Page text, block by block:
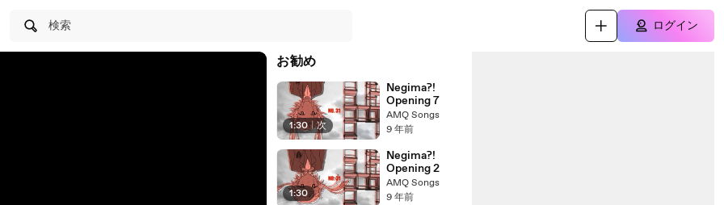
検索 ログイン
お勧め
1:30 | 次
Negima?!
Opening 7
AMQ Songs
9 年前
1:30
Negima?!
Opening 2
AMQ Songs
9 年前